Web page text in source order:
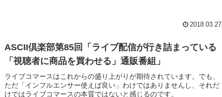
2018.03.27
ASCII倶楽部第85回「ライブ配信が行き詰まっている
「視聴者に商品を買わせる」通販番組」
ライブコマースはこれからの盛り上がりが期待されています。でも、
ただ「インフルエンサー使えば良い」わけではありませんし、それだ
けではライブコマースの本質ではないと感じるのです。